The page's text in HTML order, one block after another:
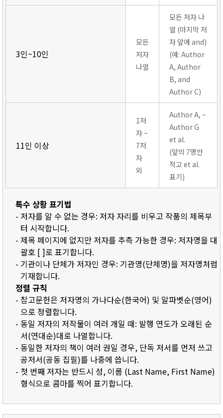
3인~10인
모든
저자
나열
모든 저자 나
열 (마지막 저
자 앞에 and)
(예: Author
A, Author
B, and
Author C)
11인 이상
1저
자 ~
7저
자
외
Author A, ~
Author G
et al.
(앞의 7명만
적고 et al.
표기)
특수 상황 표기법
- 저자를 알 수 없는 경우: 저자 자리를 비우고 작품의 제목부
터 시작합니다.
- 제목 페이지에 없지만 저자를 추측 가능한 경우: 저자명을 대
괄호 [ ]로 표기합니다.
- 기관이나 단체가 저자인 경우: 기관명(단체명)을 저자명처럼
기재합니다.
정렬 규칙
- 참고문헌은 저자명의 가나다순(한국어) 및 알파벳순(영어)
으로 정렬합니다.
- 동일 저자의 저작물이 여러 개일 때: 발행 연도가 오래된 순
서(연대순)대로 나열합니다.
- 동일한 저자의 책이 여러 권일 경우, 단독 저서를 먼저 쓰고
공저서(공동 집필)를 나중에 씁니다.
- 첫 번째 저자는 반드시 성, 이름 (Last Name, First Name)
형식으로 콤마를 찍어 표기합니다.